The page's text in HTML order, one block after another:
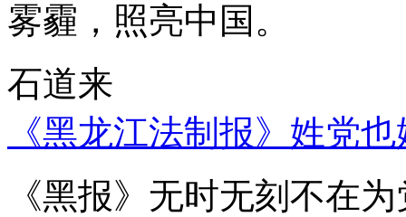
雾霾，照亮中国。
石道来
《黑龙江法制报》姓党
《黑报》无时无刻不在